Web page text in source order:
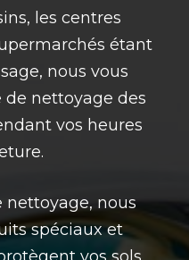
les centres
étant
nous vous
de nettoyage des
vos heures
nettoyage, nous
spéciaux et
vos sols